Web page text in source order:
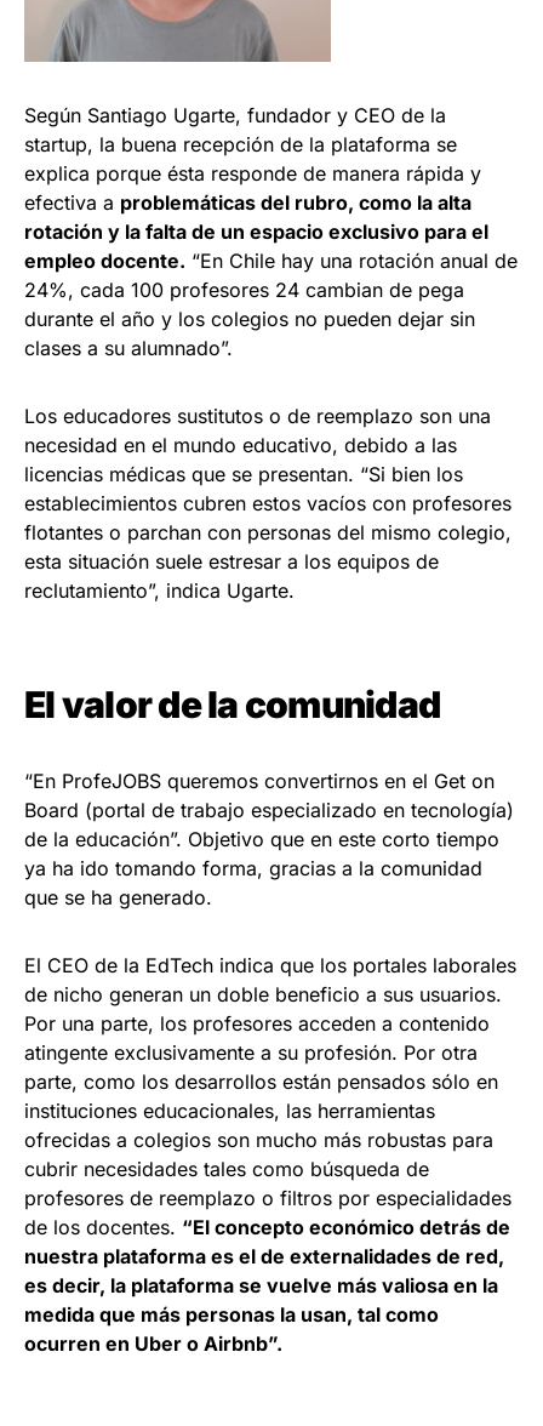
Según Santiago Ugarte, fundador y CEO de la
startup, la buena recepción de la plataforma se
explica porque ésta responde de manera rápida y
efectiva a problemáticas del rubro, como la alta
rotación y la falta de un espacio exclusivo para el
empleo docente. “En Chile hay una rotación anual de
24%, cada 100 profesores 24 cambian de pega
durante el año y los colegios no pueden dejar sin
clases a su alumnado”.
Los educadores sustitutos o de reemplazo son una
necesidad en el mundo educativo, debido a las
licencias médicas que se presentan. “Si bien los
establecimientos cubren estos vacíos con profesores
flotantes o parchan con personas del mismo colegio,
esta situación suele estresar a los equipos de
reclutamiento”, indica Ugarte.
El valor de la comunidad
“En ProfeJOBS queremos convertirnos en el Get on
Board (portal de trabajo especializado en tecnología)
de la educación”. Objetivo que en este corto tiempo
ya ha ido tomando forma, gracias a la comunidad
que se ha generado.
El CEO de la EdTech indica que los portales laborales
de nicho generan un doble beneficio a sus usuarios.
Por una parte, los profesores acceden a contenido
atingente exclusivamente a su profesión. Por otra
parte, como los desarrollos están pensados sólo en
instituciones educacionales, las herramientas
ofrecidas a colegios son mucho más robustas para
cubrir necesidades tales como búsqueda de
profesores de reemplazo o filtros por especialidades
de los docentes. “El concepto económico detrás de
nuestra plataforma es el de externalidades de red,
es decir, la plataforma se vuelve más valiosa en la
medida que más personas la usan, tal como
ocurren en Uber o Airbnb”.